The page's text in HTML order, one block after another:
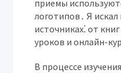
приемы
логотипов․ Я
источниках⁚ от
уроков и онлайн-
В процессе